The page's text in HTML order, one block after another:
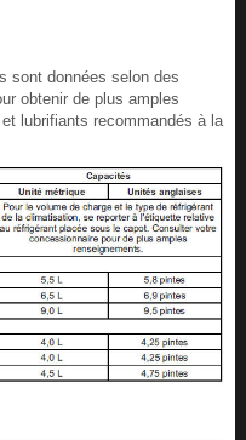
sont données selon des
obtenir de plus amples
lubrifiants recommandés à la